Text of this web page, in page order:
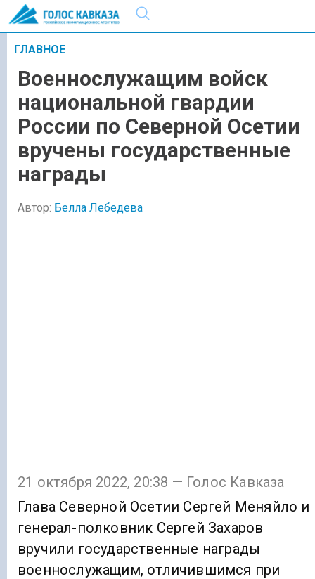
ГЛАВНОЕ
Военнослужащим войск
национальной гвардии
России по Северной Осетии
вручены государственные
награды
Автор: Белла Лебедева
21 октября 2022, 20:38 — Голос Кавказа
Глава Северной Осетии Сергей Меняйло и
генерал-полковник Сергей Захаров
вручили государственные награды
военнослужащим, отличившимся при